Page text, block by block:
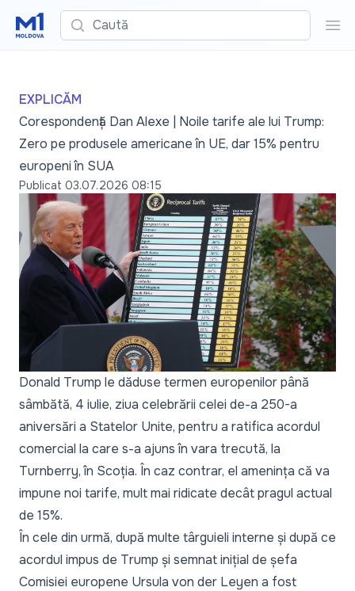
Caută
EXPLICĂM
Corespondență Dan Alexe | Noile tarife ale lui Trump:
Zero pe produsele americane în UE, dar 15% pentru
europeni în SUA
Publicat 03.07.2026 08:15
Donald Trump le dăduse termen europenilor până
sâmbătă, 4 iulie, ziua celebrării celei de-a 250-a
aniversări a Statelor Unite, pentru a ratifica acordul
comercial la care s-a ajuns în vara trecută, la
Turnberry, în Scoția. În caz contrar, el amenința că va
impune noi tarife, mult mai ridicate decât pragul actual
de 15%.
În cele din urmă, după multe târguieli interne și după ce
acordul impus de Trump și semnat inițial de șefa
Comisiei europene Ursula von der Leyen a fost